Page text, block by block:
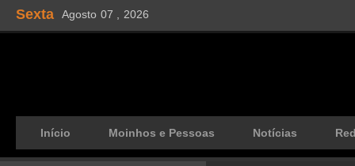
Sexta Agosto 07 , 2026
Início Moinhos e Pessoas Notícias